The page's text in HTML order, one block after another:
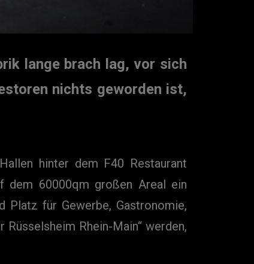
lange brach lag, vor sich
nichts geworden ist,
hinter dem F40 Restaurant
dem 60000qm großen Areal ein
Platz für Gewerbe, Gastronomie,
Rhein-Main“ werden,